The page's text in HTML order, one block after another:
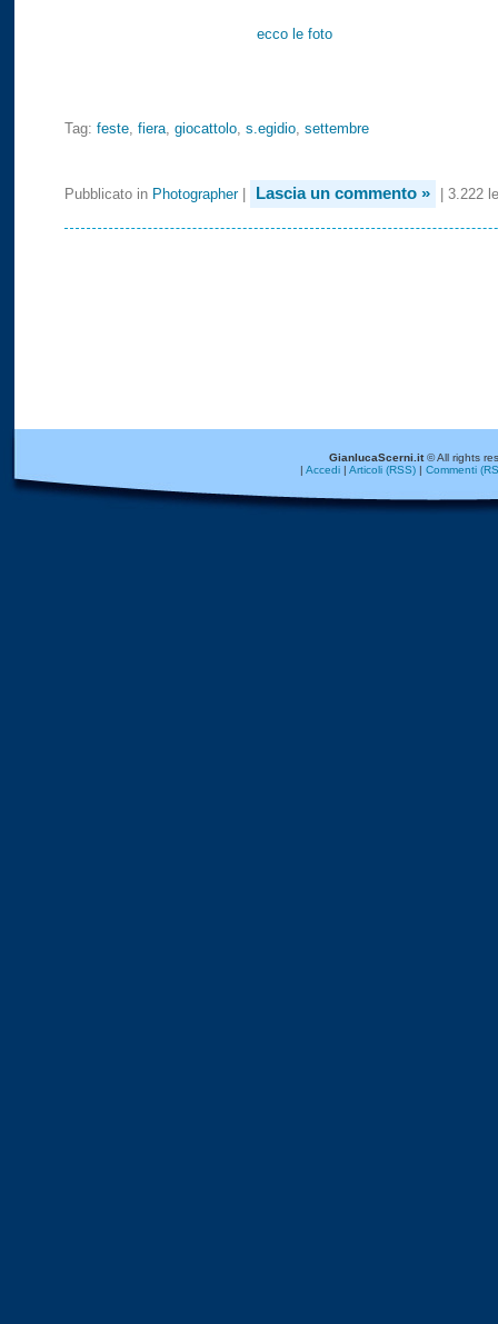
ecco le foto
Tag: feste, fiera, giocattolo, s.egidio, settembre
Pubblicato in Photographer| Lascia un commento » | 3.222
GianlucaScerni.it© All rights
| Accedi| Articoli (RSS)| Commenti